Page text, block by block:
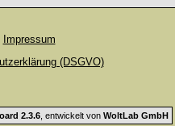
Impressum
(DSGVO)
2.3.6, entwickelt von WoltLab GmbH